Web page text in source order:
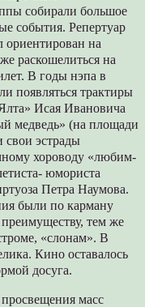
собирали большое
со­бытия. Репертуар
ориентирован на
раскошелиться на
В годы нэпа в
появляться трактиры
Исая Ивановича
мед­ведь» (на площади
свои эстрады
хороводу «любим­
юмориста
Петра Наумова.
были по карману
тем же
«слонам». В
Кино оставалось
досуга.
масс